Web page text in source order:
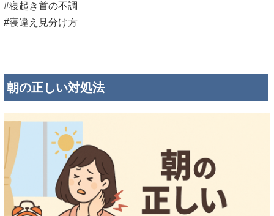
#寝起き首の不調
#寝違え見分け方
朝の正しい対処法